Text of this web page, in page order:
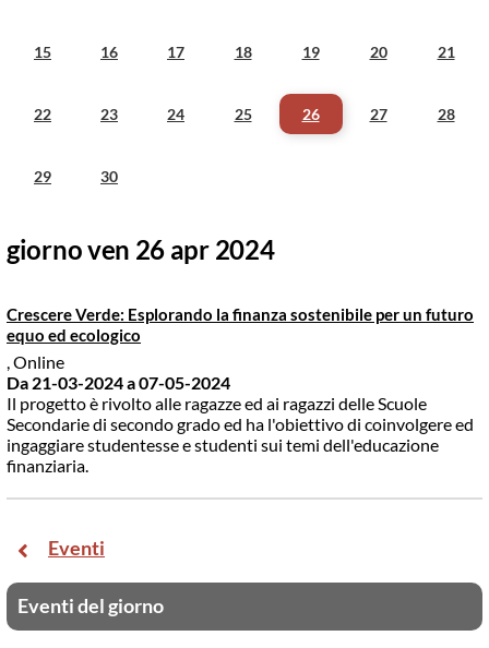
15 16 17 18 19 20 21
22 23 24 25 26 27 28
29 30
giorno ven 26 apr 2024
Crescere Verde: Esplorando la finanza sostenibile per un futuro
equo ed ecologico
, Online
Da 21-03-2024a 07-05-2024
Il progetto è rivolto alle ragazze ed ai ragazzi delle Scuole
Secondarie di secondo grado ed ha l'obiettivo di coinvolgere ed
ingaggiare studentesse e studenti sui temi dell'educazione
finanziaria.
Eventi
Eventi del giorno